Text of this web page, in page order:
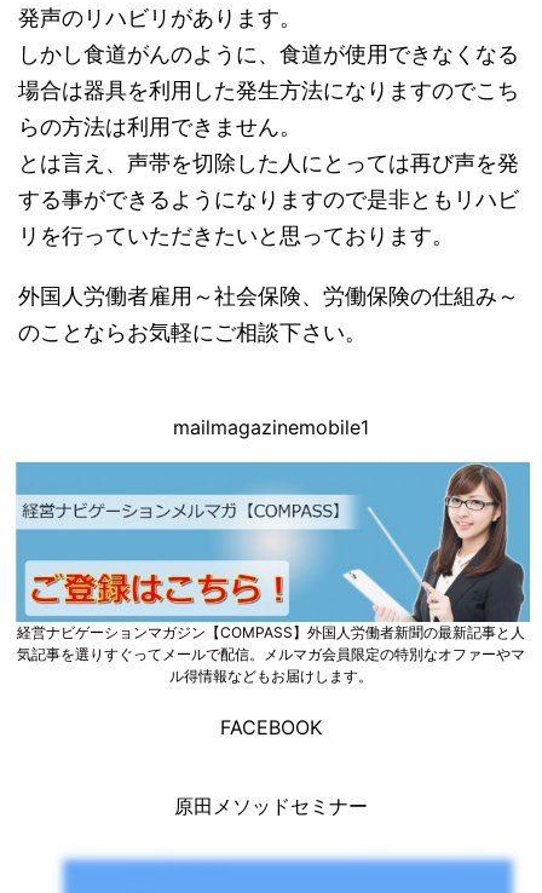
発声のリハビリがあります。
しかし食道がんのように、食道が使用できなくなる
場合は器具を利用した発生方法になりますのでこち
らの方法は利用できません。
とは言え、声帯を切除した人にとっては再び声を発
する事ができるようになりますので是非ともリハビ
リを行っていただきたいと思っております。
外国人労働者雇用～社会保険、労働保険の仕組み～
のことならお気軽にご相談下さい。
mailmagazinemobile1
経営ナビゲーションマガジン【COMPASS】外国人労働者新聞の最新記事と人
気記事を選りすぐってメールで配信。メルマガ会員限定の特別なオファーやマ
ル得情報などもお届けします。
FACEBOOK
原田メソッドセミナー